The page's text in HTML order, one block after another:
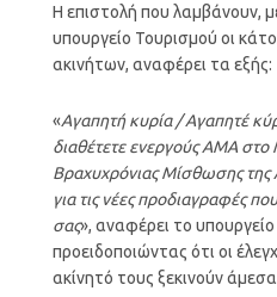
Η επιστολή που λαμβάνουν,
υπουργείο Τουρισμού οι
ακινήτων, αναφέρει τα εξής:
«Αγαπητή κυρία / Αγαπητέ
διαθέτετε ενεργούς ΑΜΑ
Βραχυχρόνιας Μίσθωσης
για τις νέες προδιαγραφές
σας», αναφέρει το
προειδοποιώντας ότι οι
ακίνητό τους ξεκινούν